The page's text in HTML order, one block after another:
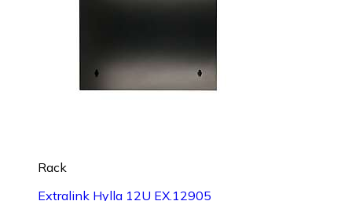
Rack
Extralink Hylla 12U EX.12905